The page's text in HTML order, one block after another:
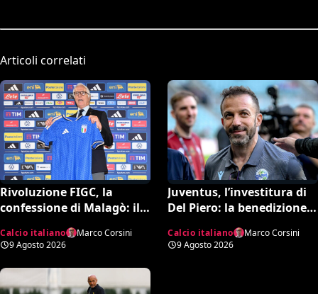
Articoli correlati
Rivoluzione FIGC, la
confessione di Malagò: il
scelta Mancini e il nuovo
volto dell’Italia
Calcio italiano
Marco Corsini
9 Agosto 2026
Juventus, l’investitura di
Del Piero: la benedizione
Spalletti per il ritorno in
Calcio italiano
Marco Corsini
9 Agosto 2026